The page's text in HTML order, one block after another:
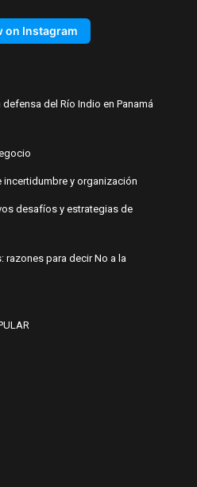
on Instagram
del Río Indio en Panamá
y organización
desafíos y estrategias de
razones para decir No a la